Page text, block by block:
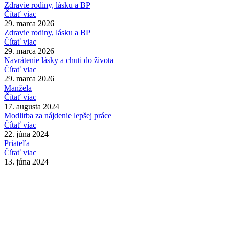
Zdravie rodiny, lásku a BP
Čítať viac
29. marca 2026
Zdravie rodiny, lásku a BP
Čítať viac
29. marca 2026
Navrátenie lásky a chuti do života
Čítať viac
29. marca 2026
Manžela
Čítať viac
17. augusta 2024
Modlitba za nájdenie lepšej práce
Čítať viac
22. júna 2024
Priateľa
Čítať viac
13. júna 2024